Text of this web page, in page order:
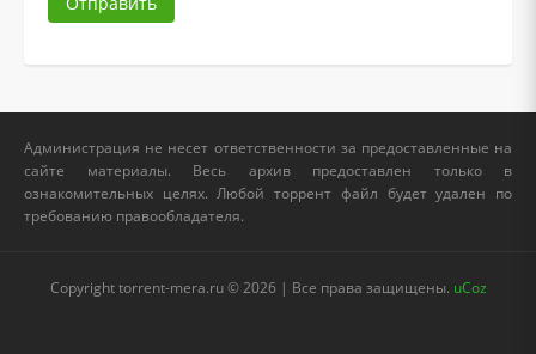
Администрация не несет ответственности за предоставленные на
сайте материалы. Весь архив предоставлен только в
ознакомительных целях. Любой торрент файл будет удален по
требованию правообладателя.
Copyright torrent-mera.ru © 2026 | Все права защищены. uCoz